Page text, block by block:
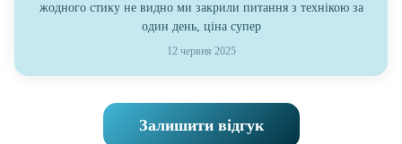
жодного стику не видно ми закрили питання з технікою за
один день, ціна супер
12 червня 2025
Залишити відгук